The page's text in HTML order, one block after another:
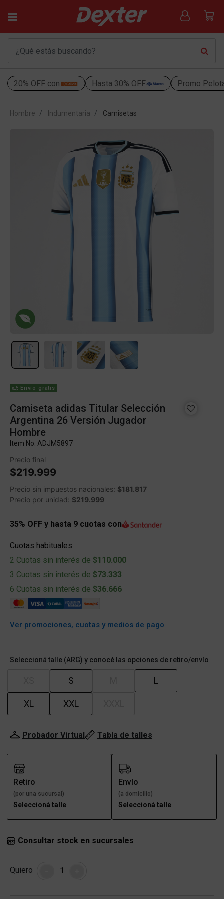
20% OFF con Hasta 30% OFF Promo
Hombre Indumentaria Camisetas
Envío gratis
Camiseta adidas Titular Selección
Argentina 26 Versión Jugador
Hombre
Item No. ADJM5897
Precio final
$219.999
Precio sin impuestos nacionales: $181.817
Precio por unidad: $219.999
35% OFF y hasta 9 cuotas con
Cuotas habituales
2 Cuotas sin interés de $110.000
3 Cuotas sin interés de $73.333
6 Cuotas sin interés de $36.666
Ver promociones, cuotas y medios de pago
Seleccioná talle (ARG) y conocé las opciones de retiro/envío
S L
XL XXL
Probador Virtual Tabla de talles
Retiro
(por una sucursal)
Seleccioná talle
Envío
(a domicilio)
Seleccioná talle
Consultar stock en sucursales
Quiero Cantidad